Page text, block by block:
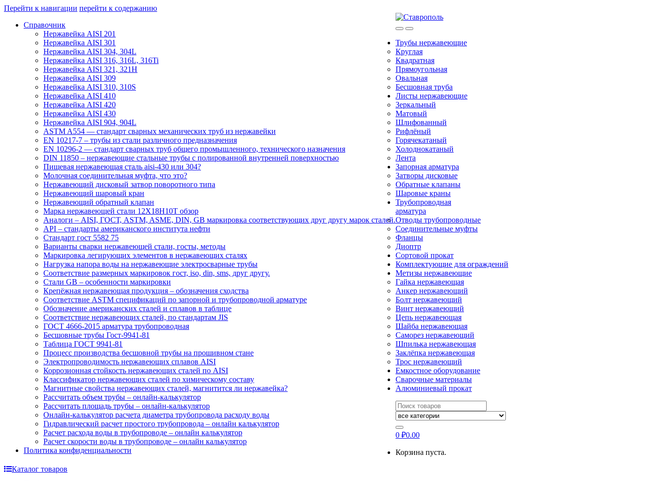
Перейти к навигации перейти к содержанию
Справочник
Нержавейка AISI 201
Нержавейка AISI 301
Нержавейка AISI 304, 304L
Нержавейка AISI 316, 316L, 316Ti
Нержавейка AISI 321, 321H
Нержавейка AISI 309
Нержавейка AISI 310, 310S
Нержавейка AISI 410
Нержавейка AISI 420
Нержавейка AISI 430
Нержавейка AISI 904, 904L
ASTM A554 — стандарт сварных механических труб из нержавейки
EN 10217-7 – трубы из стали различного предназначения
EN 10296-2 — стандарт сварных труб общего промышленного, технического назначения
DIN 11850 – нержавеющие стальные трубы с полированной внутренней поверхностью
Пищевая нержавеющая сталь aisi-430 или 304?
Молочная соединительная муфта, что это?
Нержавеющий дисковый затвор поворотного типа
Нержавеющий шаровый кран
Нержавеющий обратный клапан
Марка нержавеющей стали 12Х18Н10Т обзор
Аналоги – AISI, ГОСТ, ASTM, ASME, DIN, GB маркировка соответствующих друг другу марок сталей.
API – стандарты американского института нефти
Стандарт гост 5582 75
Варианты сварки нержавеющей стали, госты, методы
Маркировка легирующих элементов в нержавеющих сталях
Нагрузка напора воды на нержавеющие электросварные трубы
Соответствие размерных маркировок гост, iso, din, sms, друг другу.
Стали GB – особенности маркировки
Крепёжная нержавеющая продукция – обозначения сходства
Соответствие ASTM спецификаций по запорной и трубопроводной арматуре
Обозначение американских сталей и сплавов в таблице
Соответствие нержавеющих сталей, по стандартам JIS
ГОСТ 4666-2015 арматура трубопроводная
Бесшовные трубы Гост-9941-81
Таблица ГОСТ 9941-81
Процесс производства бесшовной трубы на прошивном стане
Электропроводимость нержавеющих сплавов AISI
Коррозионная стойкость нержавеющих сталей по AISI
Классификатор нержавеющих сталей по химическому составу
Магнитные свойства нержавеющих сталей, магнитится ли нержавейка?
Рассчитать объем трубы – онлайн-калькулятор
Рассчитать площадь трубы – онлайн-калькулятор
Онлайн-калькулятор расчета диаметра трубопровода расходу воды
Гидравлический расчет простого трубопровода – онлайн калькулятор
Расчет расхода воды в трубопроводе – онлайн калькулятор
Расчет скорости воды в трубопроводе – онлайн калькулятор
Политика конфиденциальности
Трубы нержавеющие
Круглая
Квадратная
Прямоугольная
Овальная
Бесшовная труба
Листы нержавеющие
Зеркальный
Матовый
Шлифованный
Рифлёный
Горячекатаный
Холоднокатаный
Лента
Запорная арматура
Затворы дисковые
Обратные клапаны
Шаровые краны
Трубопроводная
арматура
Отводы трубопроводные
Соединительные муфты
Фланцы
Диоптр
Сортовой прокат
Комплектующие для ограждений
Метизы нержавеющие
Гайка нержавеющая
Анкер нержавеющий
Болт нержавеющий
Винт нержавеющий
Цепь нержавеющая
Шайба нержавеющая
Саморез нержавеющий
Шпилька нержавеющая
Заклёпка нержавеющая
Трос нержавеющий
Емкостное оборудование
Сварочные материалы
Алюминиевый прокат
Искать:
0 ₽0.00
Корзина пуста.
Каталог товаров